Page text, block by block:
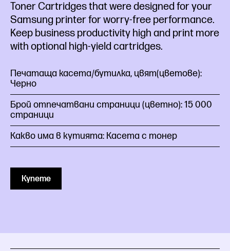
Toner Cartridges that were designed for your
Samsung printer for worry-free performance.
Keep business productivity high and print more
with optional high-yield cartridges.
Печатаща касета/бутилка, цвят(цветове):
Черно
Брой отпечатвани страници (цветно): 15 000
страници
Какво има в кутията: Касета с тонер
Купете